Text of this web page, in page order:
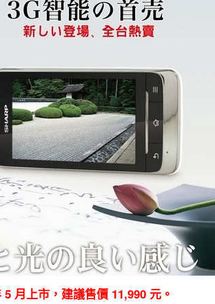
月上市，建議售價 11,990 元。